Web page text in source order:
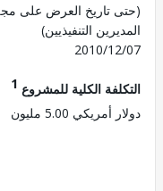
تاريخ العرض على مجلس
التنفيذيين)
2010/
الكلية للمشروع1
5.00 مليون